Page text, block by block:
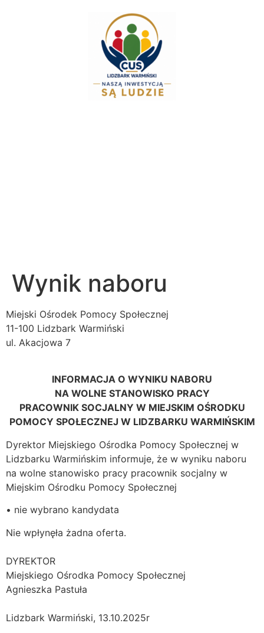
Wynik naboru
Miejski Ośrodek Pomocy Społecznej
11-100 Lidzbark Warmiński
ul. Akacjowa 7
INFORMACJA O WYNIKU NABORU
NA WOLNE STANOWISKO PRACY
PRACOWNIK SOCJALNY W MIEJSKIM OŚRODKU
POMOCY SPOŁECZNEJ W LIDZBARKU WARMIŃSKIM
Dyrektor Miejskiego Ośrodka Pomocy Społecznej w
Lidzbarku Warmińskim informuje, że w wyniku naboru
na wolne stanowisko pracy pracownik socjalny w
Miejskim Ośrodku Pomocy Społecznej
• nie wybrano kandydata
Nie wpłynęła żadna oferta.
DYREKTOR
Miejskiego Ośrodka Pomocy Społecznej
Agnieszka Pastuła
Lidzbark Warmiński, 13.10.2025r